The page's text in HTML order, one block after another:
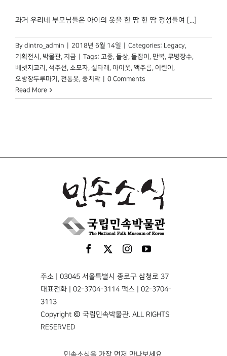
과거 우리네 부모님들은 아이의 옷을 한 땀 한 땀 정성들여 [...]
By dintro_admin 2018년 6월 14일 Categories: Legacy,
기획전시 , 박물관, 지금 Tags: 고종, 돌상, 돌잡이 , 만복, 무병장수,
베넷저고리 , 석주선, 소모자, 실타래 , 아이옷, 액주름, 어린이 ,
오방장두루마기 , 전통옷, 중치막
0 Comments
Read More
주소 | 03045 서울특별시 종로구 삼청로 37
대표전화 | 02-3704-3114 팩스 | 02-3704-
3113
Copyright © 국립민속박물관. ALL RIGHTS
RESERVED
민속소식을 가장 먼저 만나보세요.